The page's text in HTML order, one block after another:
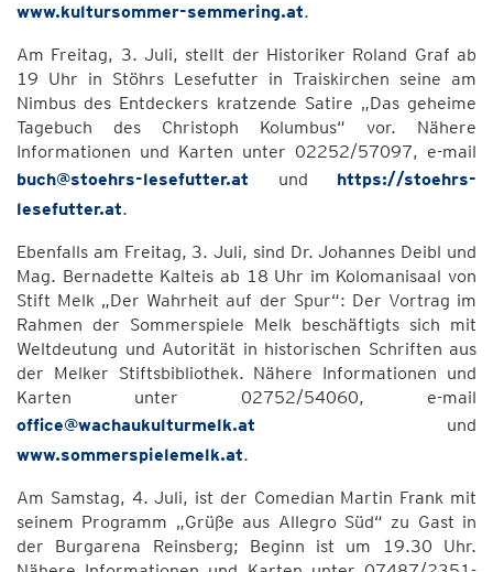
www.kultursommer-semmering.at.
Am Freitag, 3. Juli, stellt der Historiker Roland Graf ab
19 Uhr in Stöhrs Lesefutter in Traiskirchen seine am
Nimbus des Entdeckers kratzende Satire „Das geheime
Tagebuch des Christoph Kolumbus“ vor. Nähere
Informationen und Karten unter 02252/57097, e-mail
buch@stoehrs-lesefutter.at und https://stoehrs-
lesefutter.at.
Ebenfalls am Freitag, 3. Juli, sind Dr. Johannes Deibl und
Mag. Bernadette Kalteis ab 18 Uhr im Kolomanisaal von
Stift Melk „Der Wahrheit auf der Spur“: Der Vortrag im
Rahmen der Sommerspiele Melk beschäftigts sich mit
Weltdeutung und Autorität in historischen Schriften aus
der Melker Stiftsbibliothek. Nähere Informationen und
Karten unter 02752/54060, e-mail
office@wachaukulturmelk.at und
www.sommerspielemelk.at.
Am Samstag, 4. Juli, ist der Comedian Martin Frank mit
seinem Programm „Grüße aus Allegro Süd“ zu Gast in
der Burgarena Reinsberg; Beginn ist um 19.30 Uhr.